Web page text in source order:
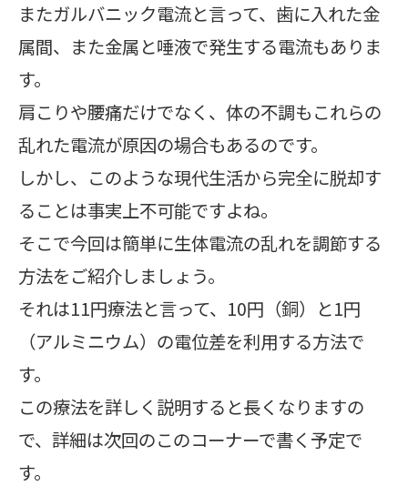
またガルバニック電流と言って、歯に入れた金
属間、また金属と唾液で発生する電流もありま
す。
肩こりや腰痛だけでなく、体の不調もこれらの
乱れた電流が原因の場合もあるのです。
しかし、このような現代生活から完全に脱却す
ることは事実上不可能ですよね。
そこで今回は簡単に生体電流の乱れを調節する
方法をご紹介しましょう。
それは11円療法と言って、10円（銅）と1円
（アルミニウム）の電位差を利用する方法で
す。
この療法を詳しく説明すると長くなりますの
で、詳細は次回のこのコーナーで書く予定で
す。